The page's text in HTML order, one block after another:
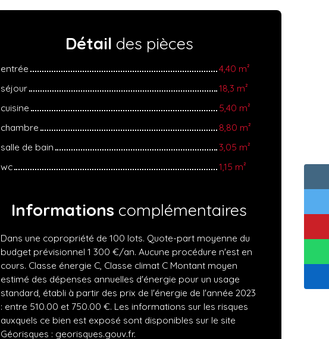
Détail des pièces
entrée
4,40 m²
séjour
18,3 m²
cuisine
5,40 m²
chambre
8,80 m²
salle de bain
3,05 m²
wc
1,15 m²
Informations complémentaires
Dans une copropriété de 100 lots. Quote-part moyenne du
budget prévisionnel 1 300 €/an. Aucune procédure n'est en
cours. Classe énergie C, Classe climat C Montant moyen
estimé des dépenses annuelles d'énergie pour un usage
standard, établi à partir des prix de l'énergie de l'année 2023
: entre 510.00 et 750.00 €. Les informations sur les risques
auxquels ce bien est exposé sont disponibles sur le site
Géorisques : georisques.gouv.fr.